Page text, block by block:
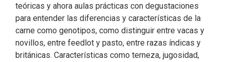
teóricas y ahora aulas prácticas con degustaciones
para entender las diferencias y características de la
carne como genotipos, como distinguir entre vacas y
novillos, entre feedlot y pasto, entre razas índicas y
británicas. Características como terneza, jugosidad,